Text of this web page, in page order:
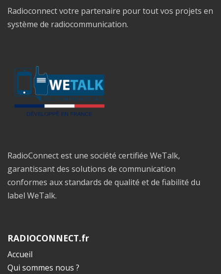
Radioconnect votre partenaire pour tout vos projets en
système de radiocommunication.
RadioConnect est une société certifiée WeTalk,
garantissant des solutions de communication
conformes aux standards de qualité et de fiabilité du
label WeTalk.
RADIOCONNECT.fr
Accueil
Qui sommes nous ?